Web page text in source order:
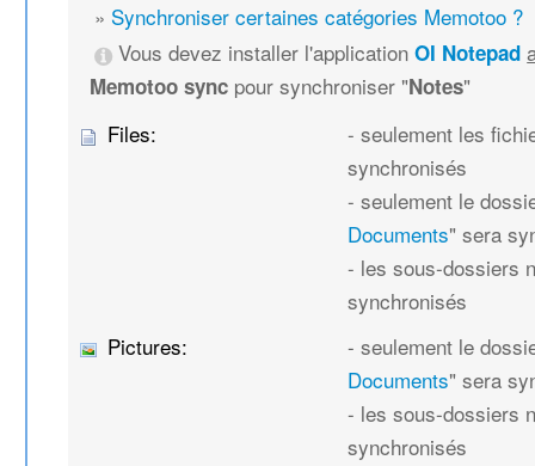
» Synchroniser certaines catégories Memotoo ?
Vous devez installer l'applicationOI Notepad
Memotoo sync pour synchroniser "Notes"
Files:
- seulement les
synchronisés
- seulement le
Documents" sera
- les sous-dossiers
synchronisés
Pictures:
- seulement le
Documents" sera
- les sous-dossiers
synchronisés